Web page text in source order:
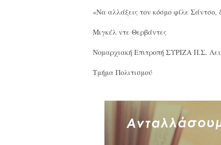
«Να αλλάξεις τον κόσμο φίλε Σάντσο,
Μιγκέλ ντε Θερβάντες
Νομαρχιακή Επιτροπή ΣΥΡΙΖΑ Π.Σ.
Τμήμα Πολιτισμού